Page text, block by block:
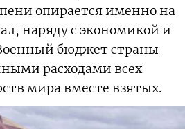
опирается именно на
наряду с экономикой и
бюджет страны
расходами всех
мира вместе взятых.